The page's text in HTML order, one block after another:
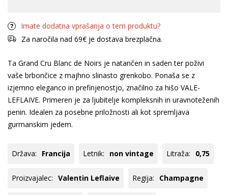
Imate dodatna vprašanja o tem produktu?
Za naročila nad 69€ je dostava brezplačna.
Ta Grand Cru Blanc de Noirs je natančen in saden ter poživi
vaše brbončice z majhno slinasto grenkobo. Ponaša se z
izjemno eleganco in prefinjenostjo, značilno za hišo VALE-
LEFLAIVE. Primeren je za ljubitelje kompleksnih in uravnoteženih
penin. Idealen za posebne priložnosti ali kot spremljava
gurmanskim jedem.
Država: Francija Letnik: non vintage Litraža: 0,75
Proizvajalec: Valentin Leflaive Regija: Champagne